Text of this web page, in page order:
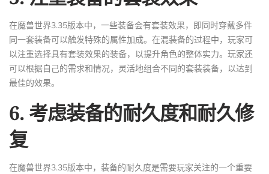
在魔兽世界3.35版本中，一些装备会有套装效果，即同时穿戴多件
同一套装备可以触发特殊的属性加成。在混装备的过程中，玩家可
以注重选择具有套装效果的装备，以提升角色的整体实力。玩家还
可以根据自己的需求和情况，灵活地组合不同的套装装备，以达到
最佳的效果。
6. 考虑装备的耐久度和耐久修
复
在魔兽世界3.35版本中，装备的耐久度是需要玩家关注的一个重要